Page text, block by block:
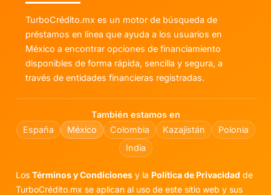
TurboCrédito.mx es un motor de búsqueda de
préstamos en línea que ayuda a los usuarios en
México a encontrar opciones de financiamiento
disponibles de forma rápida, sencilla y segura, a
través de entidades financieras registradas.
También estamos en
España
México Colombia Kazajistán
Polonia
India
Los Términos y Condiciones y la Política de Privacidad de
TurboCrédito.mx se aplican al uso de este sitio web y sus